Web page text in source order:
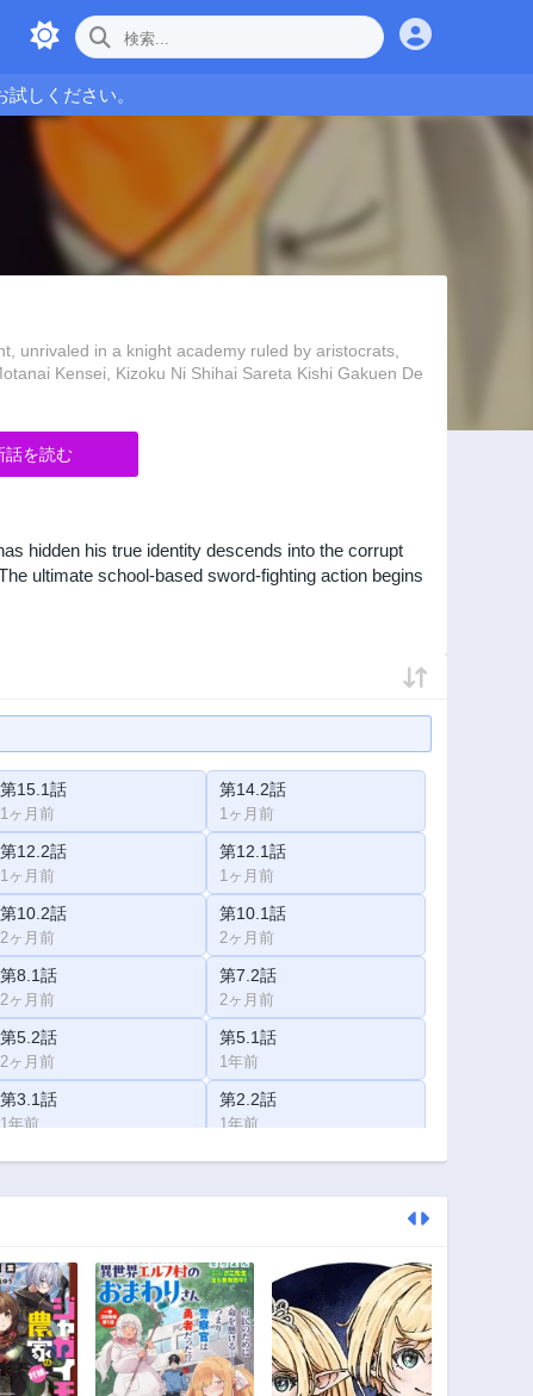
しください。
unrivaled in a knight academy ruled by aristocrats,
Kensei, Kizoku Ni Shihai Sareta Kishi Gakuen De
を読む
hidden his true identity descends into the corrupt
ultimate school-based sword-fighting action begins
第15.1話
1ヶ月前
第14.2話
1ヶ月前
第12.2話
1ヶ月前
第12.1話
1ヶ月前
第10.2話
2ヶ月前
第10.1話
2ヶ月前
第8.1話
2ヶ月前
第7.2話
2ヶ月前
第5.2話
2ヶ月前
第5.1話
1年前
第3.1話
1年前
第2.2話
1年前